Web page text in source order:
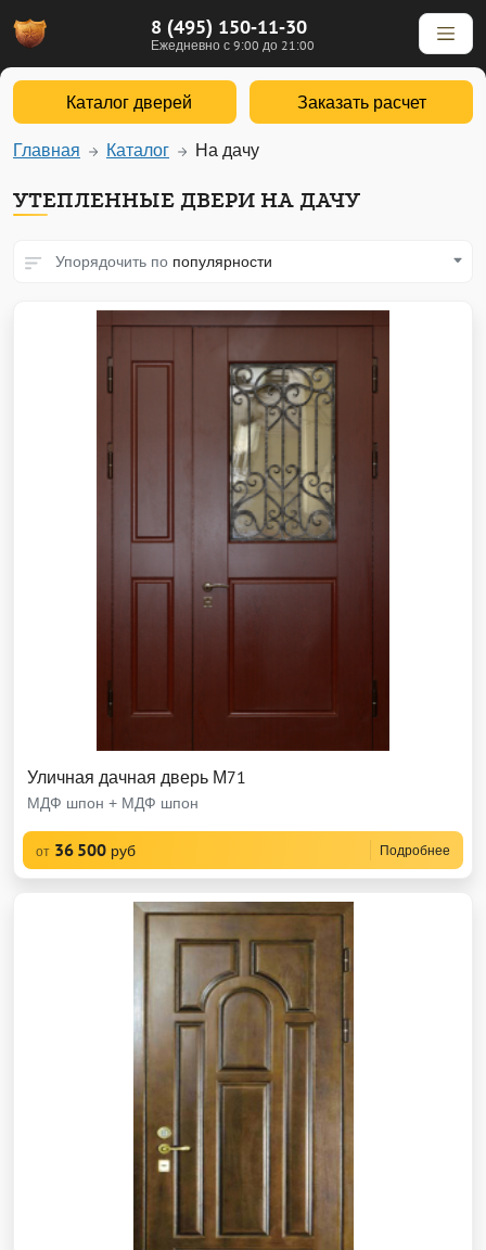
8 (495) 150-11-30
Ежедневно с 9:00 до 21:00
Каталог дверей Заказать расчет
Главная Каталог На дачу
УТЕПЛЕННЫЕ ДВЕРИ НА ДАЧУ
Упорядочить по популярности
Уличная дачная дверь М71
МДФ шпон + МДФ шпон
от 36 500 руб Подробнее